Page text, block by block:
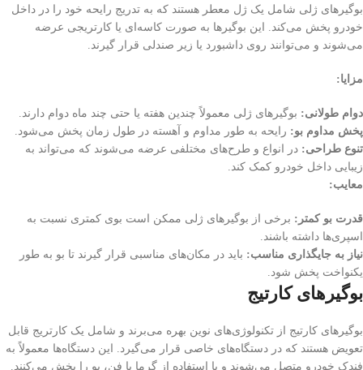
بوگیرهای ژلی شامل یک ژل معطر هستند که به تدریج رایحه خود را در داخل
خودرو پخش می‌کند. این بوگیرها به صورت کاسه‌ای یا کارتریجی عرضه
می‌شوند و می‌توانند روی داشبورد یا زیر صندلی قرار گیرند.
مزایا:
دوام طولانی: بوگیرهای ژلی معمولاً چندین هفته یا حتی چند ماه دوام دارند.
پخش مداوم بو: رایحه به طور مداوم و آهسته در طول زمان پخش می‌شود.
تنوع طراحی: در انواع و طرح‌های مختلفی عرضه می‌شوند که می‌تواند به
زیبایی داخل خودرو کمک کند.
معایب:
قدرت بو کمتر: برخی از بوگیرهای ژلی ممکن است بوی کمتری نسبت به
اسپری‌ها داشته باشند.
نیاز به جایگذاری مناسب: باید در مکان‌های مناسبی قرار گیرند تا بو به طور
یکنواخت پخش شود.
بوگیرهای کارتیج
بوگیرهای کارتیج از تکنولوژی‌های نوین بهره می‌برند و شامل یک کارتریج قابل
تعویض هستند که در دستگاه‌های خاصی قرار می‌گیرد. این دستگاه‌ها معمولاً به
فندک خودرو متصل می‌شوند و با استفاده از گرما یا فن، بو را پخش می‌کنند.